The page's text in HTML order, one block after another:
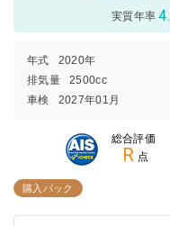
実質年率
年式 2020年
排気量
2500cc
車検
2027年01月
総合評価
R 点
購入パック